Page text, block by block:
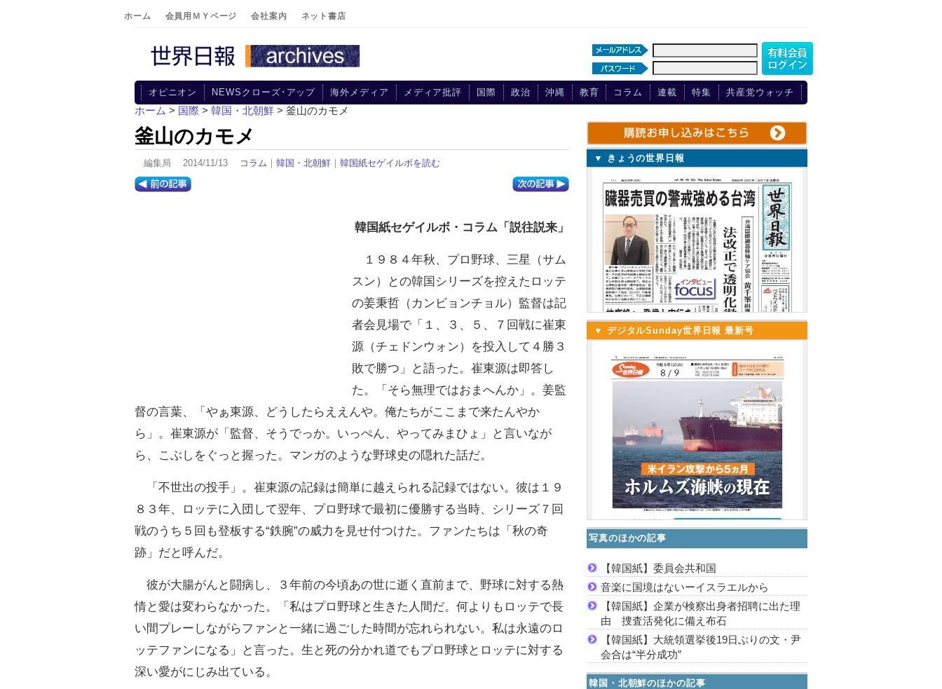
ホーム 会員用ＭＹページ 会社案内 ネット書店
オピニオン NEWSクローズ･アップ 海外メディア メディア批評 国際 政治 沖縄 教育 コラム 連載 特集 共産党ウォッチ
ホーム > 国際 > 韓国・北朝鮮 > 釜山のカモメ
釜山のカモメ
編集局 2014/11/13 コラム ｜ 韓国・北朝鮮 ｜ 韓国紙セゲイルボを読む
韓国紙セゲイルボ・コラム「説往説来」
１９８４年秋、プロ野球、三星（サム
スン）との韓国シリーズを控えたロッテ
の姜秉哲（カンビョンチョル）監督は記
者会見場で「１、３、５、７回戦に崔東
源（チェドンウォン）を投入して４勝３
敗で勝つ」と語った。崔東源は即答し
た。「そら無理ではおまへんか」。姜監
督の言葉、「やぁ東源、どうしたらええんや。俺たちがここまで来たんやか
ら」。崔東源が「監督、そうでっか。いっぺん、やってみまひょ」と言いなが
ら、こぶしをぐっと握った。マンガのような野球史の隠れた話だ。
「不世出の投手」。崔東源の記録は簡単に越えられる記録ではない。彼は１９
８３年、ロッテに入団して翌年、プロ野球で最初に優勝する当時、シリーズ７回
戦のうち５回も登板する“鉄腕”の威力を見せ付つけた。ファンたちは「秋の奇
跡」だと呼んだ。
彼が大腸がんと闘病し、３年前の今頃あの世に逝く直前まで、野球に対する熱
情と愛は変わらなかった。「私はプロ野球と生きた人間だ。何よりもロッテで長
い間プレーしながらファンと一緒に過ごした時間が忘れられない。私は永遠のロ
ッテファンになる」と言った。生と死の分かれ道でもプロ野球とロッテに対する
深い愛がにじみ出ている。
▼ きょうの世界日報
▼ デジタルSunday世界日報 最新号
写真のほかの記事
【韓国紙】委員会共和国
音楽に国境はないーイスラエルから
【韓国紙】企業が検察出身者招聘に出た理
由 捜査活発化に備え布石
【韓国紙】大統領選挙後19日ぶりの文・尹
会合は“半分成功”
韓国・北朝鮮のほかの記事